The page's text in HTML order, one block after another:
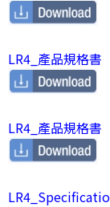
LR4_產品規格書
LR4_產品規格書